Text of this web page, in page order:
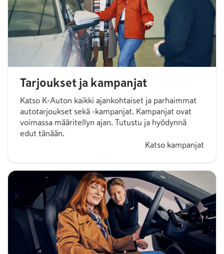
Tarjoukset ja kampanjat
Katso K-Auton kaikki ajankohtaiset ja parhaimmat
autotarjoukset sekä -kampanjat. Kampanjat ovat
voimassa määritellyn ajan. Tutustu ja hyödynnä
edut tänään.
Katso kampanjat